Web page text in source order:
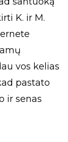
K. ir M.
vos kelias
pastato
ir senas